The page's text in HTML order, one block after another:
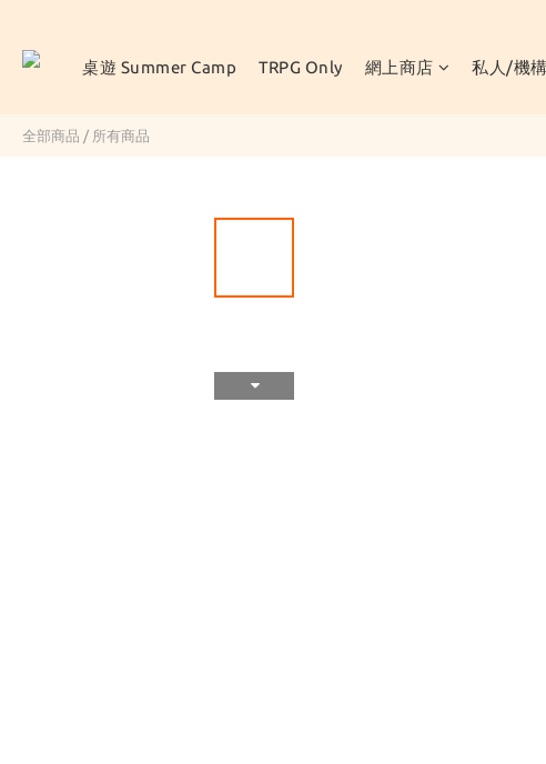
桌遊 Summer Camp TRPG Only 網上商店 私人/機
全部商品 / 所有商品